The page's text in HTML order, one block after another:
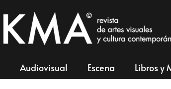
Audiovisual Escena Libros y